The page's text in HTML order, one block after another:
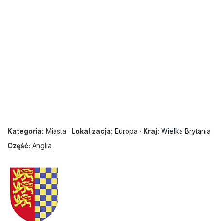
Kategoria: Miasta · Lokalizacja: Europa · Kraj: Wielka Brytania
Część: Anglia